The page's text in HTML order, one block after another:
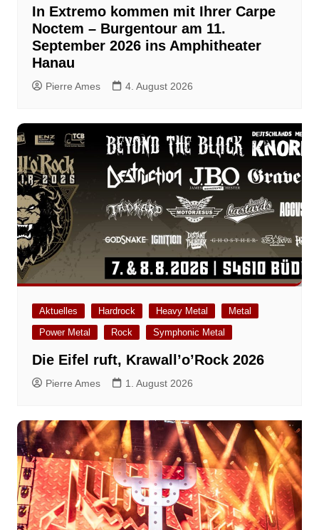
In Extremo kommen mit Ihrer Carpe
Noctem – Burgentour am 11.
September 2026 ins Amphitheater
Hanau
Pierre Ames 4. August 2026
Aktuelles Hardrock Heavy Metal
Metal
Power Metal
Rock Symphonic Metal
Die Eifel ruft, Krawall’o’Rock 2026
Pierre Ames 1. August 2026